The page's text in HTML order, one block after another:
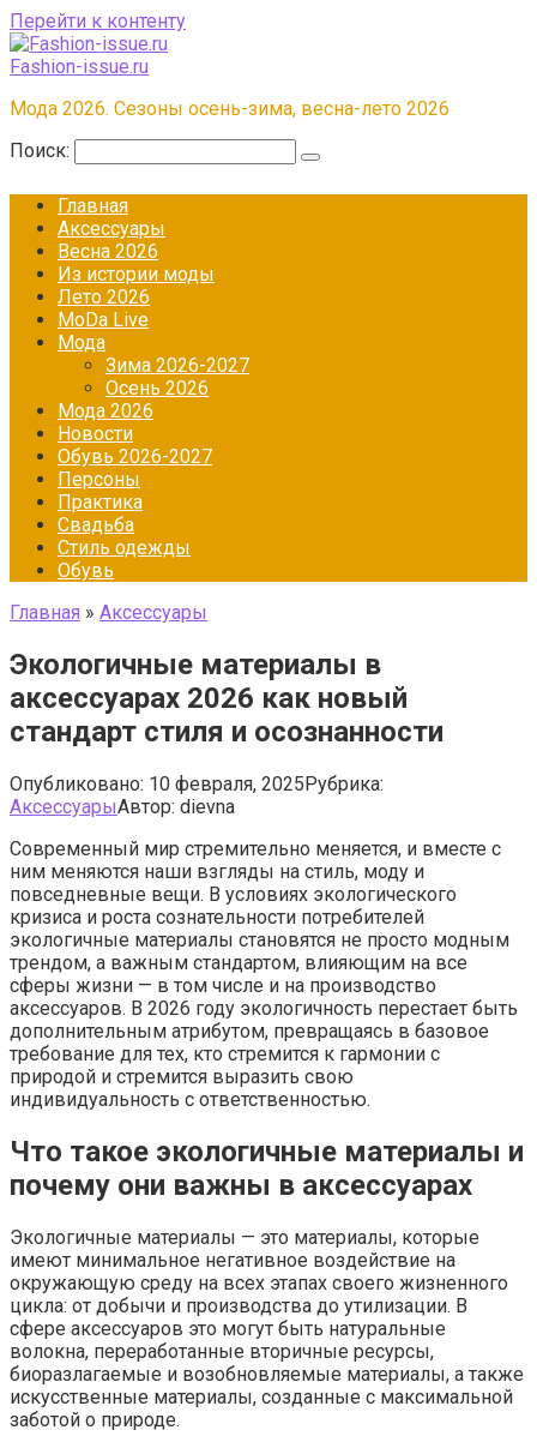
Перейти к контенту
Fashion-issue.ru
Мода 2026. Сезоны осень-зима, весна-лето 2026
Поиск:
Главная
Аксессуары
Весна 2026
Из истории моды
Лето 2026
МоDа Live
Мода
Зима 2026-2027
Осень 2026
Мода 2026
Новости
Обувь 2026-2027
Персоны
Практика
Свадьба
Стиль одежды
Обувь
Главная » Аксессуары
Экологичные материалы в
аксессуарах 2026 как новый
стандарт стиля и осознанности
Опубликовано: 10 февраля, 2025Рубрика:
АксессуарыАвтор: dievna
Современный мир стремительно меняется, и вместе с
ним меняются наши взгляды на стиль, моду и
повседневные вещи. В условиях экологического
кризиса и роста сознательности потребителей
экологичные материалы становятся не просто модным
трендом, а важным стандартом, влияющим на все
сферы жизни — в том числе и на производство
аксессуаров. В 2026 году экологичность перестает быть
дополнительным атрибутом, превращаясь в базовое
требование для тех, кто стремится к гармонии с
природой и стремится выразить свою
индивидуальность с ответственностью.
Что такое экологичные материалы и
почему они важны в аксессуарах
Экологичные материалы — это материалы, которые
имеют минимальное негативное воздействие на
окружающую среду на всех этапах своего жизненного
цикла: от добычи и производства до утилизации. В
сфере аксессуаров это могут быть натуральные
волокна, переработанные вторичные ресурсы,
биоразлагаемые и возобновляемые материалы, а также
искусственные материалы, созданные с максимальной
заботой о природе.